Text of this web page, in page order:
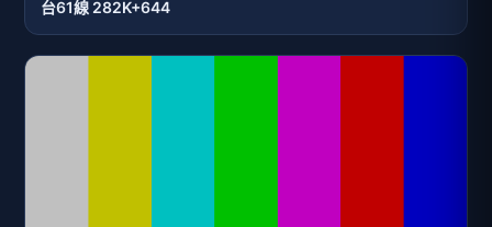
台61線 282K+644